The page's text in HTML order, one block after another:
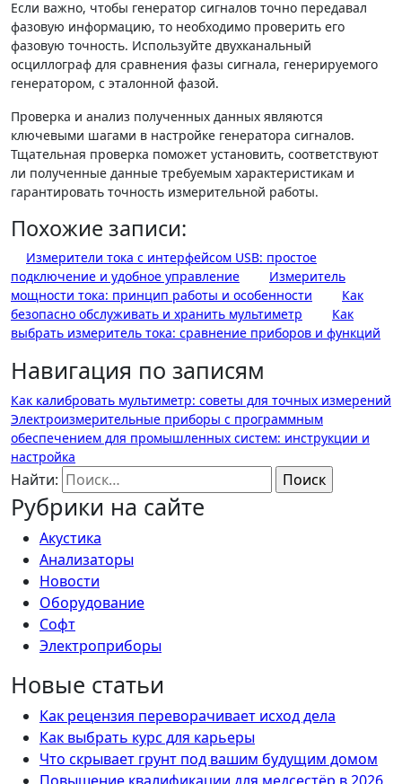
Если важно, чтобы генератор сигналов точно передавал
фазовую информацию, то необходимо проверить его
фазовую точность. Используйте двухканальный
осциллограф для сравнения фазы сигнала, генерируемого
генератором, с эталонной фазой.
Проверка и анализ полученных данных являются
ключевыми шагами в настройке генератора сигналов.
Тщательная проверка поможет установить, соответствуют
ли полученные данные требуемым характеристикам и
гарантировать точность измерительной работы.
Похожие записи:
Измерители тока с интерфейсом USB: простое
подключение и удобное управление
Измеритель
мощности тока: принцип работы и особенности
Как
безопасно обслуживать и хранить мультиметр
Как
выбрать измеритель тока: сравнение приборов и функций
Навигация по записям
Как калибровать мультиметр: советы для точных измерений
Электроизмерительные приборы с программным
обеспечением для промышленных систем: инструкции и
настройка
Найти:
Рубрики на сайте
Акустика
Анализаторы
Новости
Оборудование
Софт
Электроприборы
Новые статьи
Как рецензия переворачивает исход дела
Как выбрать курс для карьеры
Что скрывает грунт под вашим будущим домом